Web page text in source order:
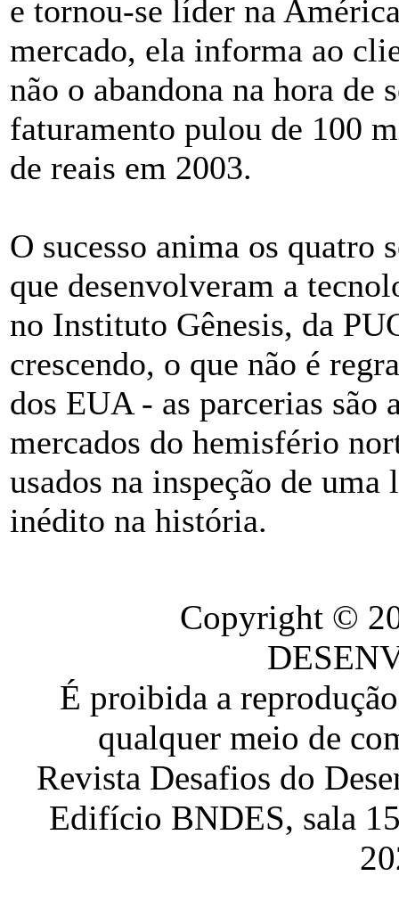
e tornou-se líder na
mercado, ela informa ao
não o abandona na hora de
faturamento pulou de 100
de reais em 2003.
O sucesso anima os quatro
que desenvolveram a
no Instituto Gênesis, da
crescendo, o que não é
dos EUA - as parcerias são
mercados do hemisfério
usados na inspeção de
inédito na história.
Copyright ©
É proibida a
qualquer meio de
Revista Desafios do
Edifício BNDES, sala